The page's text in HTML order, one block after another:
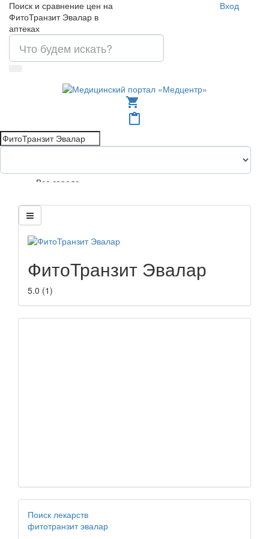
Поиск и сравнение цен на
ФитоТранзит Эвалар в
аптеках
Вход
shopping_cart
content_paste
Все города
ФитоТранзит Эвалар
5.0 (1)
Поиск лекарств
фитотранзит эвалар